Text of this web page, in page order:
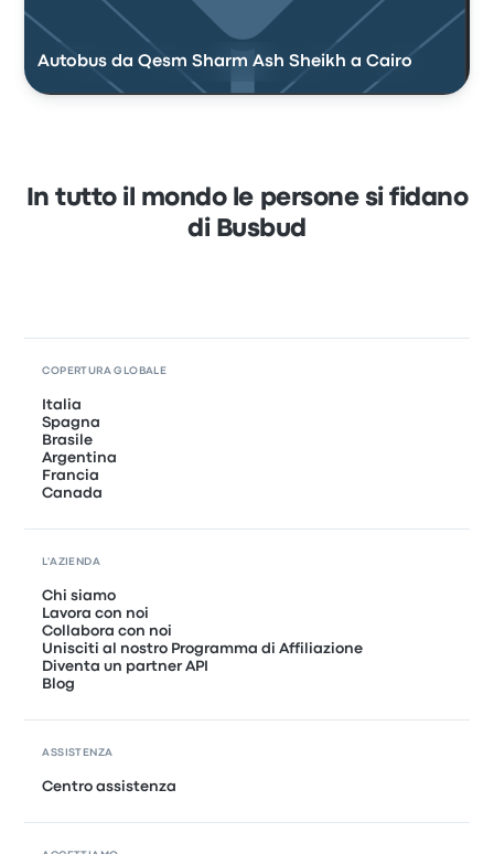
Autobus da Qesm Sharm Ash Sheikh a Cairo
In tutto il mondo le persone si fidano
di Busbud
COPERTURA GLOBALE
Italia
Spagna
Brasile
Argentina
Francia
Canada
L'AZIENDA
Chi siamo
Lavora con noi
Collabora con noi
Unisciti al nostro Programma di Affiliazione
Diventa un partner API
Blog
ASSISTENZA
Centro assistenza